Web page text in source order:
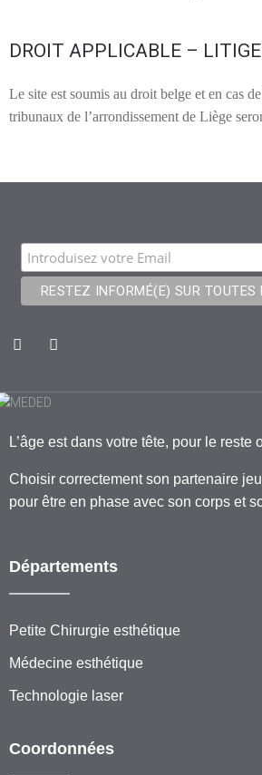
DROIT APPLICABLE –
Le site est soumis au droit belge et en cas
tribunaux de l’arrondissement de Liège
L’âge est dans votre tête, pour le reste
Choisir correctement son partenaire
pour être en phase avec son corps et
Départements
Petite Chirurgie esthétique
Médecine esthétique
Technologie laser
Coordonnées